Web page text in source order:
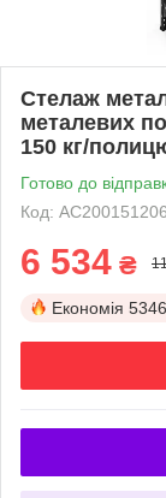
Стелаж
металевих
150 кг/
Готово до
Код:
6 534 ₴
Економія